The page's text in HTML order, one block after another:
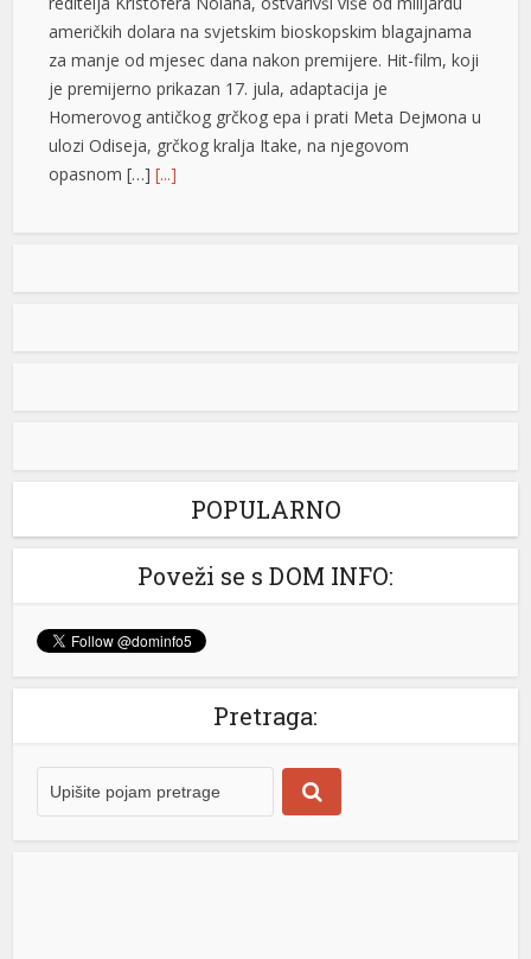
američkih dolara na svjetskim bioskopskim blagajnama
za manje od mjesec dana nakon premijere. Hit-film, koji
je premijerno prikazan 17. jula, adaptacija je
Homerovog antičkog grčkog epa i prati Meta Dejмona u
ulozi Odiseja, grčkog kralja Itake, na njegovom
opasnom […][...]
Gdje su nestali biciklisti? Banjalučki “BL Bike” bilježi pad
znatno manje korištenje nego lani. Evidentirano svega
dok ih je u istom periodu prošle godine bilo 105. Prema
korisnika, što je približno isti broj kao i u istom periodu
Drama u BiH: Muškarac ranio samog sebe na svadbi
Jedna osoba ranjena je juče u mjestu Svojat kod
Živinica nakon incidenta s vatrenim oružjem. Prema
prvim informacijama, do ranjavanja je došlo tokom
uzrok bio nestručno rukovanje pištoljem. Informaciju o
povrijeđenoj osobi potvrdili su iz Operativnog centra
Ministarstva unutrašnjih poslova Tuzlanskog kantona,
prenosi 072 info. Policijski […][...]
POPULARNO
Poveži se s DOM INFO:
Pretraga: